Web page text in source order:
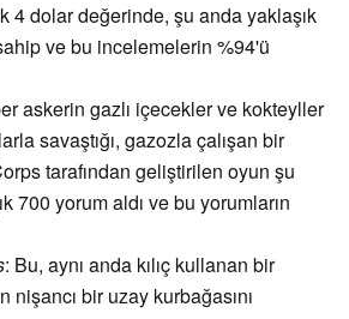
4 dolar değerinde, şu anda yaklaşık
ve bu incelemelerin %94'ü
askerin gazlı içecekler ve kokteyller
savaştığı, gazozla çalışan bir
tarafından geliştirilen oyun şu
700 yorum aldı ve bu yorumların
: Bu, aynı anda kılıç kullanan bir
nişancı bir uzay kurbağasını